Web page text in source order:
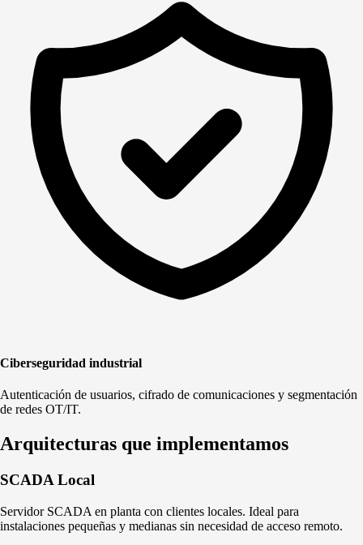
Ciberseguridad industrial
Autenticación de usuarios, cifrado de comunicaciones y segmentación
de redes OT/IT.
Arquitecturas que implementamos
SCADA Local
Servidor SCADA en planta con clientes locales. Ideal para
instalaciones pequeñas y medianas sin necesidad de acceso remoto.